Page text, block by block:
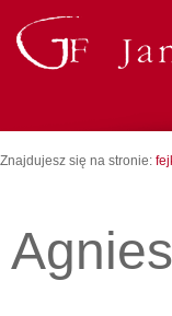
Znajdujesz się na stronie: